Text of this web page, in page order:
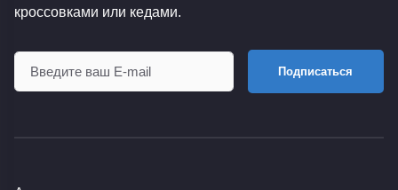
кроссовками или кедами.
Подписаться